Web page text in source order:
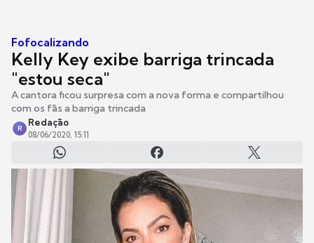
Fofocalizando
Kelly Key exibe barriga trincada
"estou seca"
A cantora ficou surpresa com a nova forma e compartilhou
com os fãs a barriga trincada
R
Redação
08/06/2020, 15:11